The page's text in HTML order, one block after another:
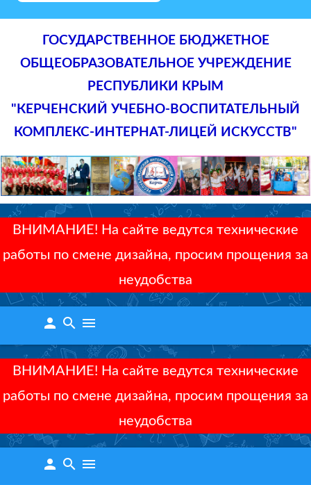
ГОСУДАРСТВЕННОЕ БЮДЖЕТНОЕ
ОБЩЕОБРАЗОВАТЕЛЬНОЕ УЧРЕЖДЕНИЕ
РЕСПУБЛИКИ КРЫМ
"КЕРЧЕНСКИЙ УЧЕБНО-ВОСПИТАТЕЛЬНЫЙ
КОМПЛЕКС-ИНТЕРНАТ-ЛИЦЕЙ ИСКУССТВ"
ВНИМАНИЕ! На сайте ведутся технические
работы по смене дизайна, просим прощения за
неудобства
person search menu
ВНИМАНИЕ! На сайте ведутся технические
работы по смене дизайна, просим прощения за
неудобства
person search menu